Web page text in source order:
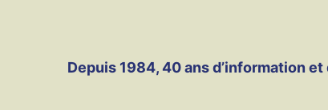
Depuis 1984, 40 ans d’information